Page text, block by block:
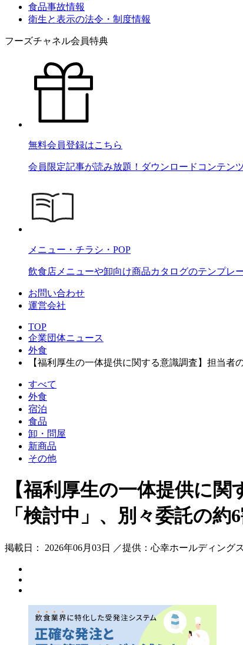
食品事故情報
衛生と表示の法令・制度情報
フーズチャネル会員特典
無料会員登録はこちら
会員限定記事が読み放題！ダウンロードコンテン
メニュー・チラシ・POP
飲食店メニューや卸向け商品カタログのテンプレ
お問い合わせ
運営会社
TOP
企業団体ニュース
外食
【福利厚生の一体提供に関する意識調査】担当
すべて
外食
宿泊
食品
卸・問屋
新商品
その他
【福利厚生の一体提供に
「検討中」、別々委託の
掲載日： 2026年06月03日 ／提供：心幸ホールディングス